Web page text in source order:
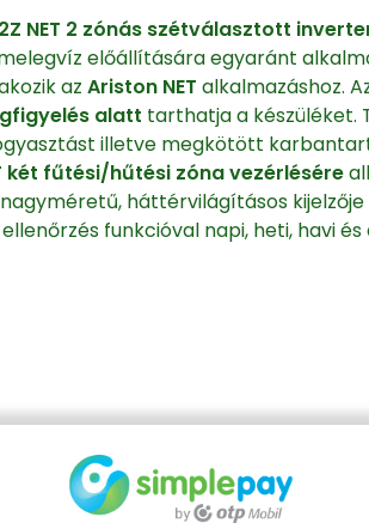
NET 2 zónás szétválasztott
előállítására egyaránt
az Ariston NET alkalmazáshoz.
alatt tarthatja a készüléket.
illetve megkötött
két fűtési/hűtési zóna vezérlésére
háttérvilágításos
funkcióval napi, heti, havi